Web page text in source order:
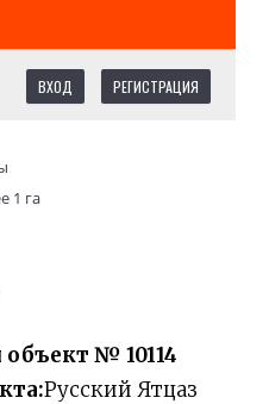
ВХОД РЕГИСТРАЦИЯ
1 га
№ 10114
Русский Ятцаз